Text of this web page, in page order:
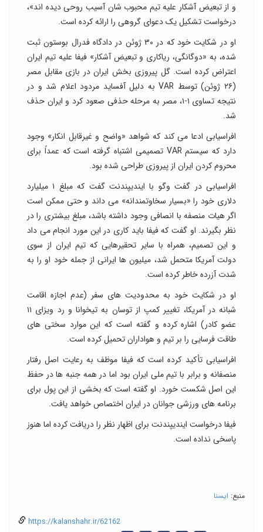
و از تبعیض آشکار علیه تیم محبوب شان آسیب روحی دیده اند»،
درخواست تشکیل یک دعوای گروهی را ارائه کرده است.
او در شکایت خود که در ۳۰ ژوئن در دادگاه فدرال بوستون ثبت
شده، به «دوگانگی، ریاکاری و تبعیض آشکار» فیفا علیه تیم ایران
اعتراض کرده است. گل پیروزی بخش ایران در بازی مقابل مصر
(۲۶ ژوئن) توسط VAR به دلیل آفساید مردود اعلام شد و در
نتیجه تساوی ۱-۱، مصر به مرحله حذفی صعود کرد و ایران حذف
شد.
افراسیابی ادعا می کند که شواهد «واضح و غیرقابل انکار» وجود
دارد که سیستم VAR تصمیمی اشتباه گرفته است که عمداً برای
محروم کردن ایران از پیروزی طراحی شده بود.
افراسیابی در گفت وگو با ایندیپندنت گفت که مبلغ ۱ میلیارد
دلاری خود را «بسیار سخاوتمندانه» می داند و حتی ممکن است
اگر هیات منصفه با انصافی وجود داشته باشد، مبلغ بیشتری را در
نظر بگیرند. او گفت که فیفا باید کاری در این مورد انجام می داد
و این تصمیم، همراه با سایر تحقیرهایی که تیم ایران از سوی
دولت آمریکا متحمل شد، میلیون ها ایرانی از جمله خود او را به
شدت آزرده خاطر کرده است.
او در شکایت خود به محدودیت های سفر (عدم اجازه اقامت
شبانه در آمریکا، تغییر کمپ از توسان به تیخوانا و رد ویزای ۱۱
عضو کادر) اشاره کرده و گفته است که این موارد سختی های
طاقت فرسایی را بر تیم و هواداران تحمیل کرده است.
افراسیابی تأکید کرده است که فیفا موظف به رعایت اصل رفتار
منصفانه و برابر با تیم ملی ایران بود اما در همه جنبه ها در حفظ
این اصل شکست خورد. او گفته است که بخشی از این پول برای
برنامه های ورزشی جوانان در ایران اختصاص خواهد یافت.
فیفا درخواست ایندیپندنت برای اظهار نظر را دریافت کرده اما هنوز
پاسخی نداده است.
منبع: ایسنا
https://kalanshahr.ir/62162